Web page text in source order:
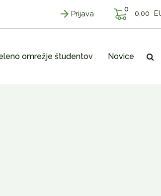
Prijava
0 0,00
omrežje študentov Novice